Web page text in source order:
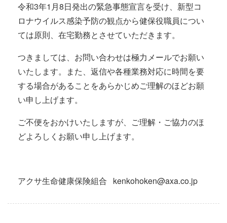
令和3年1月8日発出の緊急事態宣言を受け、新型コ
ロナウイルス感染予防の観点から健保役職員につい
ては原則、在宅勤務とさせていただきます。
つきましては、お問い合わせは極力メールでお願い
いたします。また、返信や各種業務対応に時間を要
する場合があることをあらかじめご理解のほどお願
い申し上げます。
ご不便をおかけいたしますが、ご理解・ご協力のほ
どよろしくお願い申し上げます。
アクサ生命健康保険組合 kenkohoken@axa.co.jp